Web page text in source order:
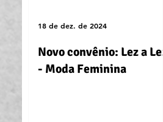
Novo convênio: Lez a Lez
- Moda Feminina
18 de dez. de 2024